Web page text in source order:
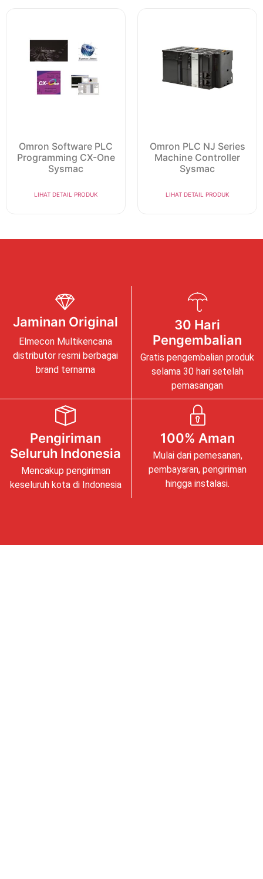
Omron Software PLC
Programming CX-One
Sysmac
LIHAT DETAIL PRODUK
Omron PLC NJ Series
Machine Controller
Sysmac
LIHAT DETAIL PRODUK
Jaminan Original
Elmecon Multikencana
distributor resmi berbagai
brand ternama
30 Hari
Pengembalian
Gratis pengembalian produk
selama 30 hari setelah
pemasangan
Pengiriman
Seluruh Indonesia
Mencakup pengiriman
keseluruh kota di Indonesia
100% Aman
Mulai dari pemesanan,
pembayaran, pengiriman
hingga instalasi.